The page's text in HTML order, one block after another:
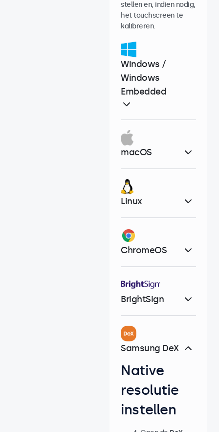
stellen en, indien nodig,
het touchscreen te
kalibreren.
Windows /
Windows
Embedded
macOS
Linux
ChromeOS
BrightSign
Samsung DeX
Native
resolutie
instellen